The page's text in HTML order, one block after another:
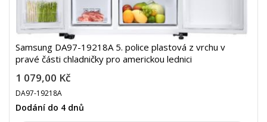
Samsung DA97-19218A 5. police plastová z vrchu v
pravé části chladničky pro americkou lednici
1 079,00 Kč
DA97-19218A
Dodání do 4 dnů